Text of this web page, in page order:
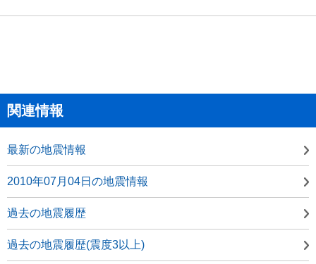
関連情報
最新の地震情報
2010年07月04日の地震情報
過去の地震履歴
過去の地震履歴(震度3以上)